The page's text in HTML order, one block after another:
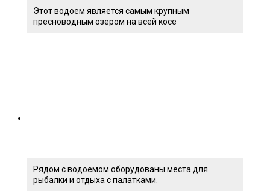
Этот водоем является самым крупным
пресноводным озером на всей косе
Рядом с водоемом оборудованы места для
рыбалки и отдыха с палатками.